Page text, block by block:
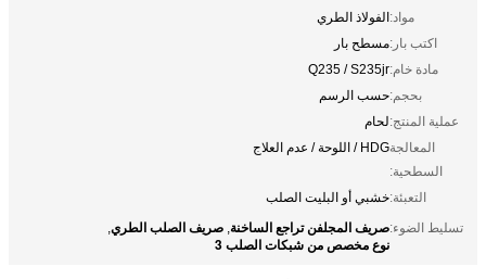
مواد:الفولاذ الطري
اكتب بار:مسطح بار
مادة خام:Q235 / S235jr
بحجم:حسب الرسم
عملية المنتج:لحام
المعالجة
السطحية:
HDG / اللوحة / عدم العلاج
التعبئة:خشبي أو البليت الصلب
تسليط الضوء:صريف المجلفن تراجع الساخنة, صريف الصلب الطري,
نوع مخصص من شبكات الصلب 3